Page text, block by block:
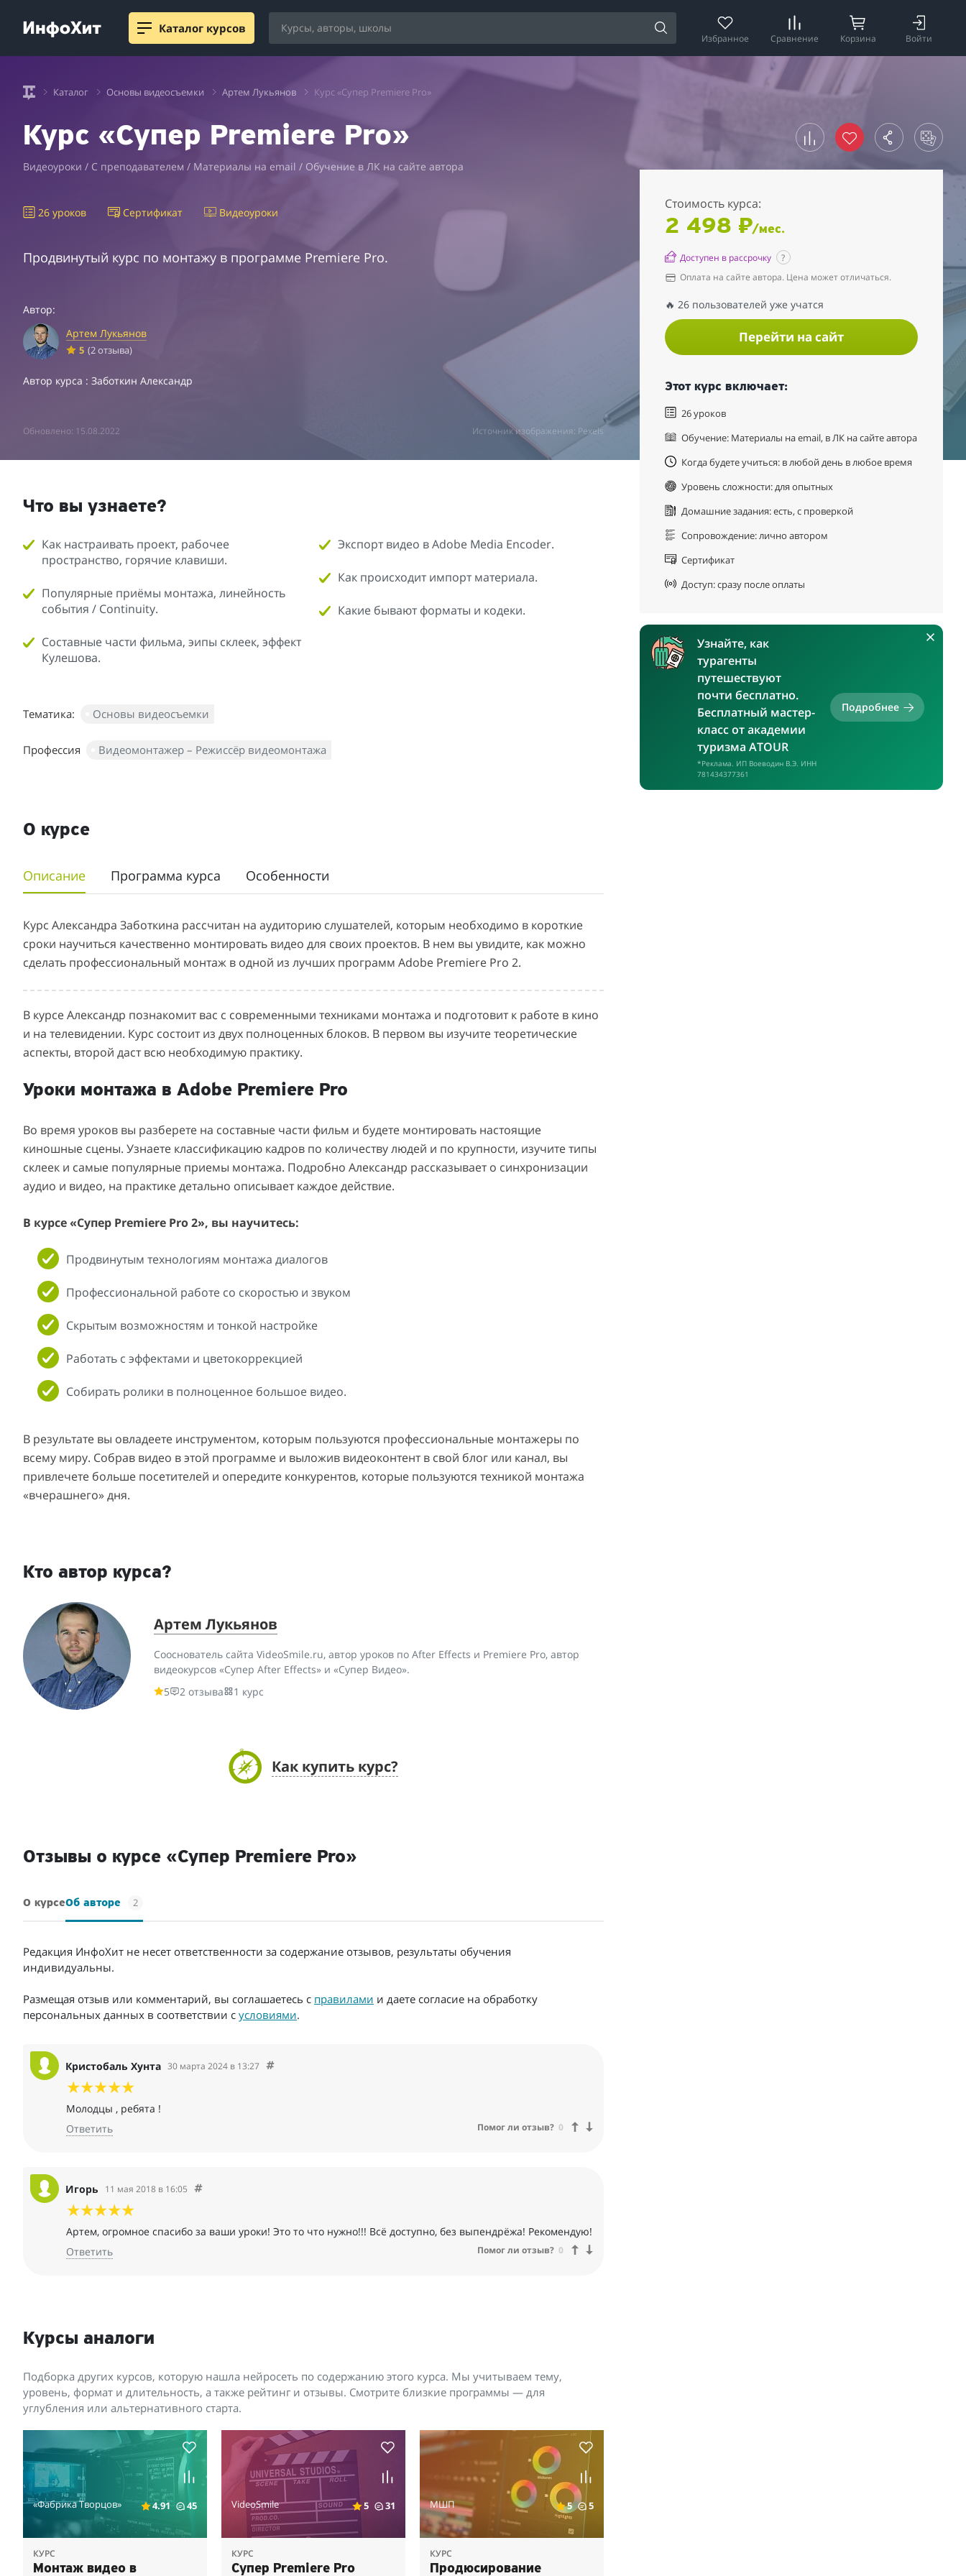
Каталог курсов
Избранное Сравнение Корзина Войти
Каталог Основы видеосъемки Артем Лукьянов Курс «Супер Premiere Pro»
Курс «Супер Premiere Pro»
Видеоуроки / С преподавателем / Материалы на email / Обучение в ЛК на сайте автора
26 уроков Сертификат Видеоуроки
Продвинутый курс по монтажу в программе Premiere Pro.
Автор:
Артем Лукьянов
5 (2 отзыва)
Автор курса : Заботкин Александр
Обновлено: 15.08.2022 Источник изображения: Pexels
Стоимость курса:
2 498 ₽/мес.
Доступен в рассрочку
?
Оплата на сайте автора. Цена может отличаться.
🔥 26 пользователей уже учатся
Перейти на сайт
Этот курс включает:
26 уроков
Обучение: Материалы на email, в ЛК на сайте автора
Когда будете учиться: в любой день в любое время
Уровень сложности: для опытных
Домашние задания: есть, с проверкой
Сопровождение: лично автором
Сертификат
Доступ: сразу после оплаты
Узнайте, как
турагенты
путешествуют
почти бесплатно.
Бесплатный мастер-
класс от академии
туризма ATOUR
*Реклама. ИП Воеводин В.Э. ИНН
781434377361
Подробнее
Что вы узнаете?
Как настраивать проект, рабочее
пространство, горячие клавиши.
Популярные приёмы монтажа, линейность
события / Continuity.
Составные части фильма, эипы склеек, эффект
Кулешова.
Экспорт видео в Adobe Media Encoder.
Как происходит импорт материала.
Какие бывают форматы и кодеки.
Тематика: Основы видеосъемки
Профессия Видеомонтажер – Режиссёр видеомонтажа
О курсе
Описание Программа курса Особенности
Курс Александра Заботкина рассчитан на аудиторию слушателей, которым необходимо в короткие
сроки научиться качественно монтировать видео для своих проектов. В нем вы увидите, как можно
сделать профессиональный монтаж в одной из лучших программ Adobe Premiere Pro 2.
В курсе Александр познакомит вас с современными техниками монтажа и подготовит к работе в кино
и на телевидении. Курс состоит из двух полноценных блоков. В первом вы изучите теоретические
аспекты, второй даст всю необходимую практику.
Уроки монтажа в Adobe Premiere Pro
Во время уроков вы разберете на составные части фильм и будете монтировать настоящие
киношные сцены. Узнаете классификацию кадров по количеству людей и по крупности, изучите типы
склеек и самые популярные приемы монтажа. Подробно Александр рассказывает о синхронизации
аудио и видео, на практике детально описывает каждое действие.
В курсе «Супер Premiere Pro 2», вы научитесь:
Продвинутым технологиям монтажа диалогов
Профессиональной работе со скоростью и звуком
Скрытым возможностям и тонкой настройке
Работать с эффектами и цветокоррекцией
Собирать ролики в полноценное большое видео.
В результате вы овладеете инструментом, которым пользуются профессиональные монтажеры по
всему миру. Собрав видео в этой программе и выложив видеоконтент в свой блог или канал, вы
привлечете больше посетителей и опередите конкурентов, которые пользуются техникой монтажа
«вчерашнего» дня.
Кто автор курса?
Артем Лукьянов
Сооснователь сайта VideoSmile.ru, автор уроков по After Effects и Premiere Pro, автор
видеокурсов «Супер After Effects» и «Супер Видео».
5
2 отзыва 1 курс
Как купить курс?
Отзывы о курсе «Супер Premiere Pro»
О курсеОб авторе 2
Редакция ИнфоХит не несет ответственности за содержание отзывов, результаты обучения
индивидуальны.
Размещая отзыв или комментарий, вы соглашаетесь с правилами и даете согласие на обработку
персональных данных в соответствии с условиями.
Кристобаль Хунта 30 марта 2024 в 13:27
Молодцы , ребята !
Ответить
Помог ли отзыв? 0
Игорь 11 мая 2018 в 16:05
Артем, огромное спасибо за ваши уроки! Это то что нужно!!! Всё доступно, без выпендрёжа! Рекомендую!
Ответить
Помог ли отзыв? 0
Курсы аналоги
Подборка других курсов, которую нашла нейросеть по содержанию этого курса. Мы учитываем тему,
уровень, формат и длительность, а также рейтинг и отзывы. Смотрите близкие программы — для
углубления или альтернативного старта.
«Фабрика Творцов» 4.91 45
КУРС
Монтаж видео в
VideoSmile 5 31
КУРС
Супер Premiere Pro
МШП 5 5
КУРС
Продюсирование